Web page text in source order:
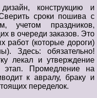
конструкцию и
сроки пошива с
учетом праздников,
в очереди заказов. Это
работ (которые дороги)
Здесь: обязательно!
лекал и утверждение
этап. Промедление на
к авралу, браку и
переделок.